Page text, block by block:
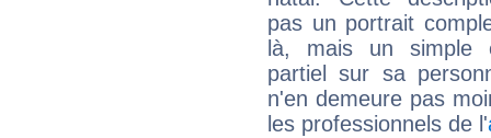
pas un portrait
là, mais un simple
partiel sur sa
n'en demeure pas
les professionnels de l'